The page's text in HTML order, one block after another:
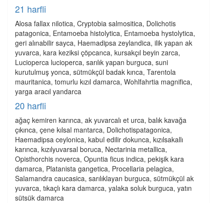
21 harfli
Alosa fallax nilotica, Cryptobia salmositica, Dolichotis
patagonica, Entamoeba histolytica, Entamoeba hystolytica,
geri alınabilir sayca, Haemadipsa zeylandica, ilik yapan ak
yuvarca, kara keziksi çöpcanca, kursakçıl beyin zarca,
Lucioperca lucioperca, sarılık yapan burguca, suni
kurutulmuş yonca, sütmükçül badak kınca, Tarentola
mauritanica, tomurlu kızıl damarca, Wohlfahrtia magnifica,
yarga aracıl yandarca
20 harfli
ağaç kemiren karınca, ak yuvarcalı et urca, balık kavağa
çıkınca, çene kılsal mantarca, Dolichotispatagonica,
Haemadipsa ceylonica, kabul edilir dokunca, kızılsakallı
karınca, kızılyuvarsal boruca, Nectarinia metallica,
Opisthorchis noverca, Opuntia ficus indica, pekişik kara
damarca, Platanista gangetica, Procellaria pelagica,
Salamandra caucasica, sarılıklayan burguca, sütmükçül ak
yuvarca, tıkaçlı kara damarca, yalaka soluk burguca, yatın
sütsük damarca